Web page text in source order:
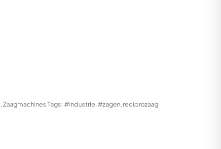
,ZaagmachinesTags:#Industrie,#zagen, reciprozaag